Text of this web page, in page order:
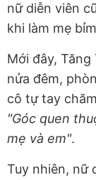
nữ diễn viên
khi làm mẹ
Mới đây,
nửa đêm,
cô tự tay
"Góc quen
mẹ và em".
Tuy nhiên, nữ